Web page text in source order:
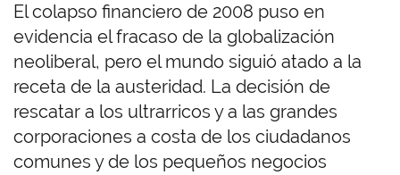
El colapso financiero de 2008 puso en
evidencia el fracaso de la globalización
neoliberal, pero el mundo siguió atado a la
receta de la austeridad. La decisión de
rescatar a los ultrarricos y a las grandes
corporaciones a costa de los ciudadanos
comunes y de los pequeños negocios